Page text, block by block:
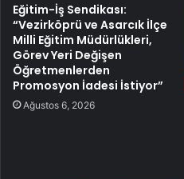
Eğitim-İş Sendikası:
“Vezirköprü ve Asarcık İlçe
Milli Eğitim Müdürlükleri,
Görev Yeri Değişen
Öğretmenlerden
Promosyon İadesi İstiyor”
Ağustos 6, 2026